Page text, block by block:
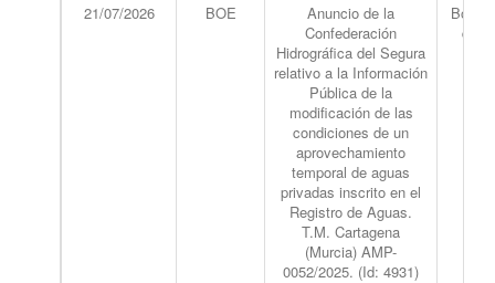
21/07/2026 BOE
Anuncio de la
Confederación
Hidrográfica del Segura
relativo a la Información
Pública de la
modificación de las
condiciones de un
aprovechamiento
temporal de aguas
privadas inscrito en el
Registro de Aguas.
T.M. Cartagena
(Murcia) AMP-
0052/2025. (Id: 4931)
del